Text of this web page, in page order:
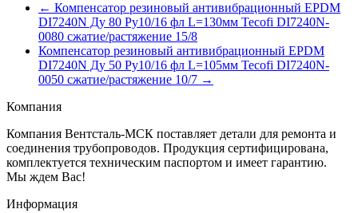
← Компенсатор резиновый антивибрационный EPDM
DI7240N Ду 80 Ру10/16 фл L=130мм Tecofi DI7240N-
0080 сжатие/растяжение 15/8
Компенсатор резиновый антивибрационный EPDM
DI7240N Ду 50 Ру10/16 фл L=105мм Tecofi DI7240N-
0050 сжатие/растяжение 10/7 →
Компания
Компания Вентсталь-МСК поставляет детали для ремонта и
соединения трубопроводов. Продукция сертифицирована,
комплектуется техническим паспортом и имеет гарантию.
Мы ждем Вас!
Информация